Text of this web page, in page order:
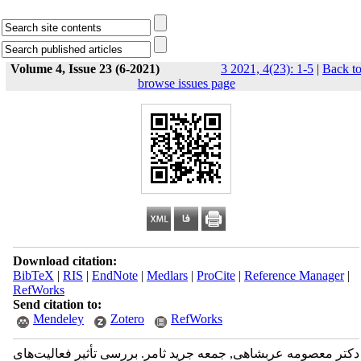
Volume 4, Issue 23 (6-2021) 3 2021, 4(23): 1-5 | Back to
browse issues page
Download citation:
BibTeX | RIS | EndNote| Medlars| ProCite| Reference Manager|
RefWorks
Send citation to:
Mendeley
Zotero RefWorks
دکتر معصومه عربشاهی, جمعه جريد ثامر. بررسی تأثیر فعالیت‌های